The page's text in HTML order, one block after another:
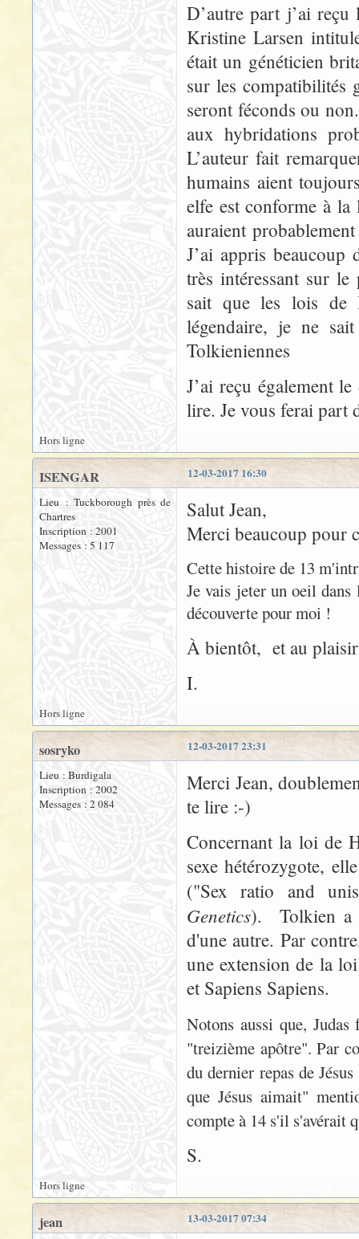
D’autre part j’ai
Kristine Larsen
était un généticien
sur les compatibilités
seront féconds ou
aux hybridations
L’auteur fait
humains aient
elfe est conforme à la
auraient
J’ai appris
très intéressant sur
sait que les lois de
légendaire, je ne
Tolkieniennes
J’ai reçu également
lire. Je vous ferai part
Hors ligne
12-03-2017 16:30
ISENGAR
Lieu : Tuckborough près de
Chartres
Inscription : 2001
Messages : 5 117
Salut Jean,
Merci beaucoup pour
Cette histoire de 13
Je vais jeter un oeil
découverte pour moi !
À bientôt, et au
I.
Hors ligne
12-03-2017 23:31
sosryko
Lieu : Burdigala
Inscription : 2002
Messages : 2 084
Merci Jean,
te lire :-)
Concernant la loi de
sexe hétérozygote,
("Sex ratio and
Genetics). Tolkien a
d'une autre. Par
une extension de la
et Sapiens Sapiens.
Notons aussi que,
"treizième apôtre". Par
du dernier repas de
que Jésus aimait"
compte à 14 s'il s'avérait
S.
Hors ligne
13-03-2017 07:34
jean